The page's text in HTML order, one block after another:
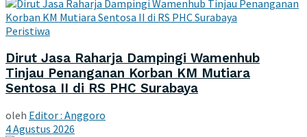
Peristiwa
Dirut Jasa Raharja Dampingi Wamenhub
Tinjau Penanganan Korban KM Mutiara
Sentosa II di RS PHC Surabaya
oleh Editor : Anggoro
4 Agustus 2026